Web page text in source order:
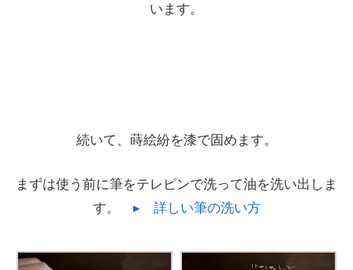
います。
続いて、蒔絵紛を漆で固めます。
まずは使う前に筆をテレピンで洗って油を洗い出しま
す。 ▸ 詳しい筆の洗い方